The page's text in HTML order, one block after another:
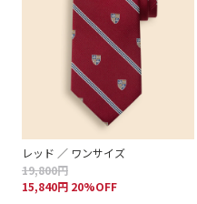
レッド ／ ワンサイズ
19,800円
15,840円 20%OFF